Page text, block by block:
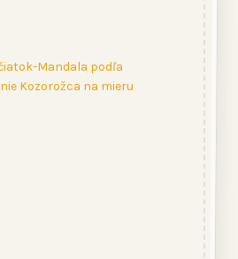
Mandala podľa
Kozorožca na mieru